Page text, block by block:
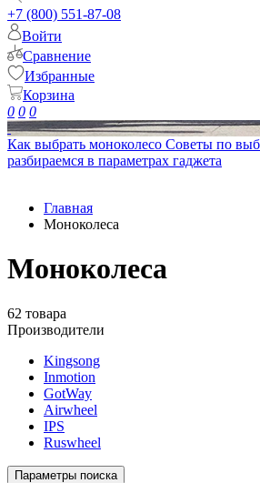
+7 (800) 551-87-08
Войти
Сравнение
Избранные
Корзина
0 0 0
Как выбрать моноколесо Советы по
разбираемся в параметрах гаджета
Главная
Моноколеса
Моноколеса
62 товара
Производители
Kingsong
Inmotion
GotWay
Airwheel
IPS
Ruswheel
Параметры поиска